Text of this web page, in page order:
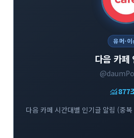
유머·이
다음 카페
monitoring877
다음 카페 시간대별 인기글 알림 (중